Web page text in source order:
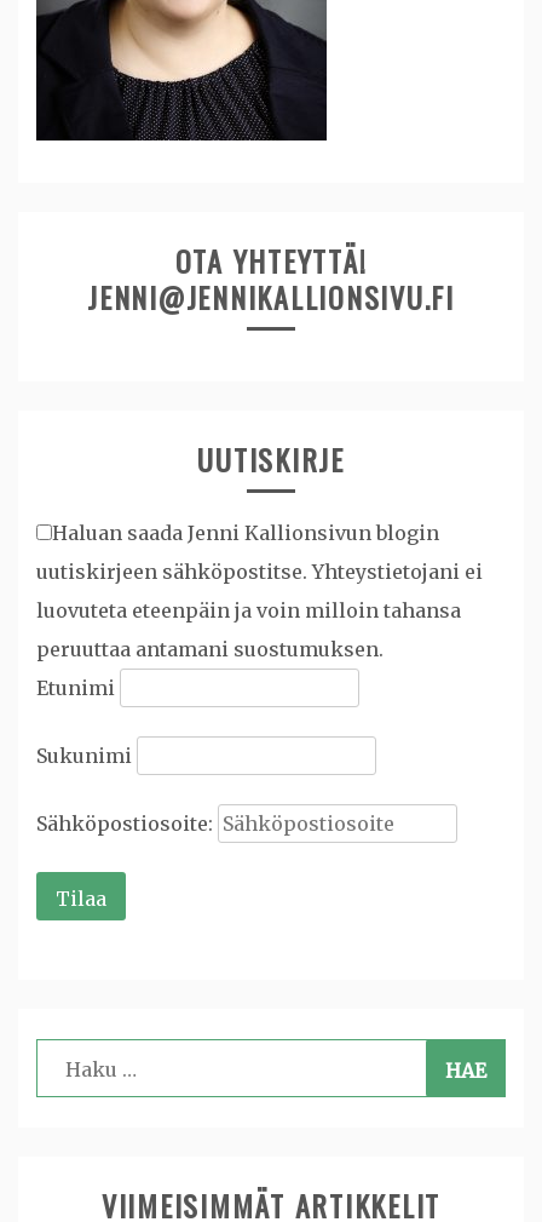
OTA YHTEYTTÄ!
JENNI@JENNIKALLIONSIVU.FI
UUTISKIRJE
Haluan saada Jenni Kallionsivun blogin
uutiskirjeen sähköpostitse. Yhteystietojani ei
luovuteta eteenpäin ja voin milloin tahansa
peruuttaa antamani suostumuksen.
Etunimi
Sukunimi
Sähköpostiosoite:
Haku:
VIIMEISIMMÄT ARTIKKELIT